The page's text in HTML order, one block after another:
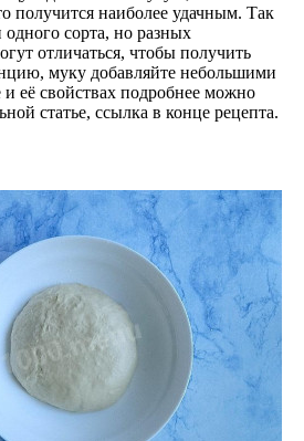
получится наиболее удачным. Так
одного сорта, но разных
отличаться, чтобы получить
муку добавляйте небольшими
её свойствах подробнее можно
статье, ссылка в конце рецепта.